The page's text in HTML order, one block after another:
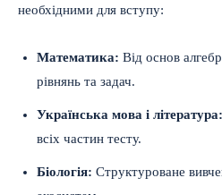
необхідними для вступу:
Математика: Від основ
рівнянь та задач.
Українська мова і література:
всіх частин тесту.
Біологія: Структуроване